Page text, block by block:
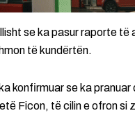
se ka pasur raporte
të kundërtën.
konfirmuar se ka
Ficon, të cilin e ofron